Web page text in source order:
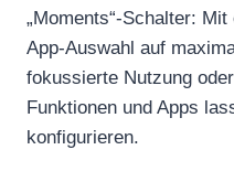
„Moments“-Schalter:
App-Auswahl auf
fokussierte Nutzung
Funktionen und Apps
konfigurieren.